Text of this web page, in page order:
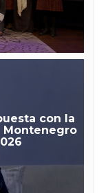
con la
Montenegro